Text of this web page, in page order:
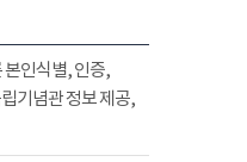
본인식별, 인증,
기념관 정보 제공,